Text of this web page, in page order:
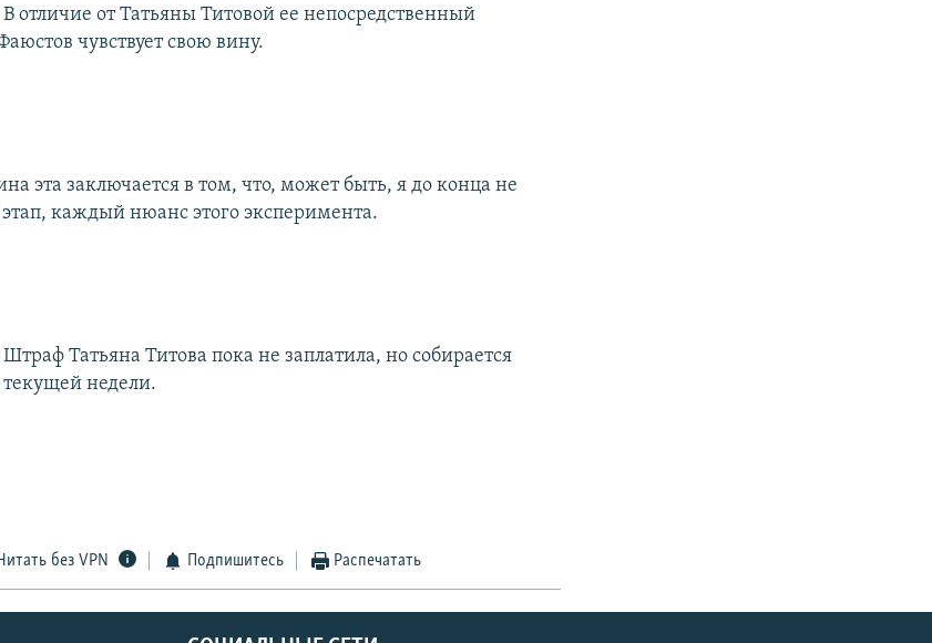
В отличие от Татьяны Титовой ее непосредственный
чувствует свою вину.
эта заключается в том, что, может быть, я до конца не
каждый нюанс этого эксперимента.
Штраф Татьяна Титова пока не заплатила, но собирается
текущей недели.
без VPN Подпишитесь Распечатать